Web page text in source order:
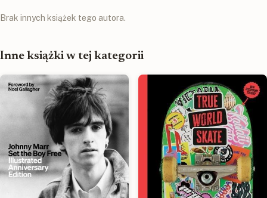
Brak innych książek tego autora.
Inne książki w tej kategorii